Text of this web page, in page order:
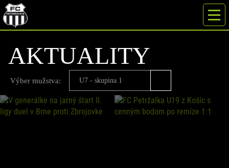
AKTUALITY
Výber mužstva: U7 - skupina 1